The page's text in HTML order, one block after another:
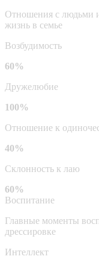
Отношения с людьми
жизнь в семье
Возбудимость
60%
Дружелюбие
100%
Отношение к
40%
Склонность к лаю
60%
Воспитание
Главные моменты
дрессировке
Интеллект